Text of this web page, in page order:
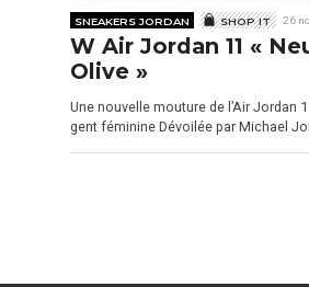
SNEAKERS JORDAN SHOP IT 26
W Air Jordan 11 «
Olive »
Une nouvelle mouture de l’Air Jordan
gent féminine Dévoilée par Michael